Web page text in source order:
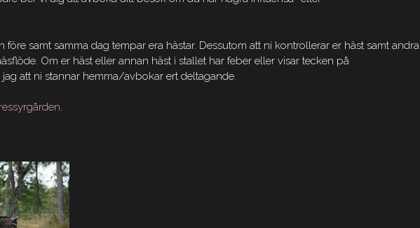
före samt samma dag tempar era hästar. Dessutom att ni kontrollerar er häst samt andra
Om er häst eller annan häst i stallet har feber eller visar tecken på
att ni stannar hemma/avbokar ert deltagande.
.